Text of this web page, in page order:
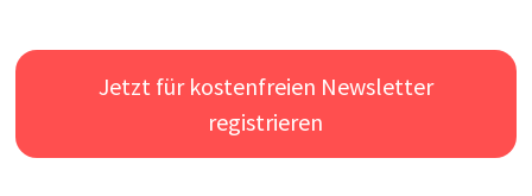
Jetzt für kostenfreien Newsletter
registrieren